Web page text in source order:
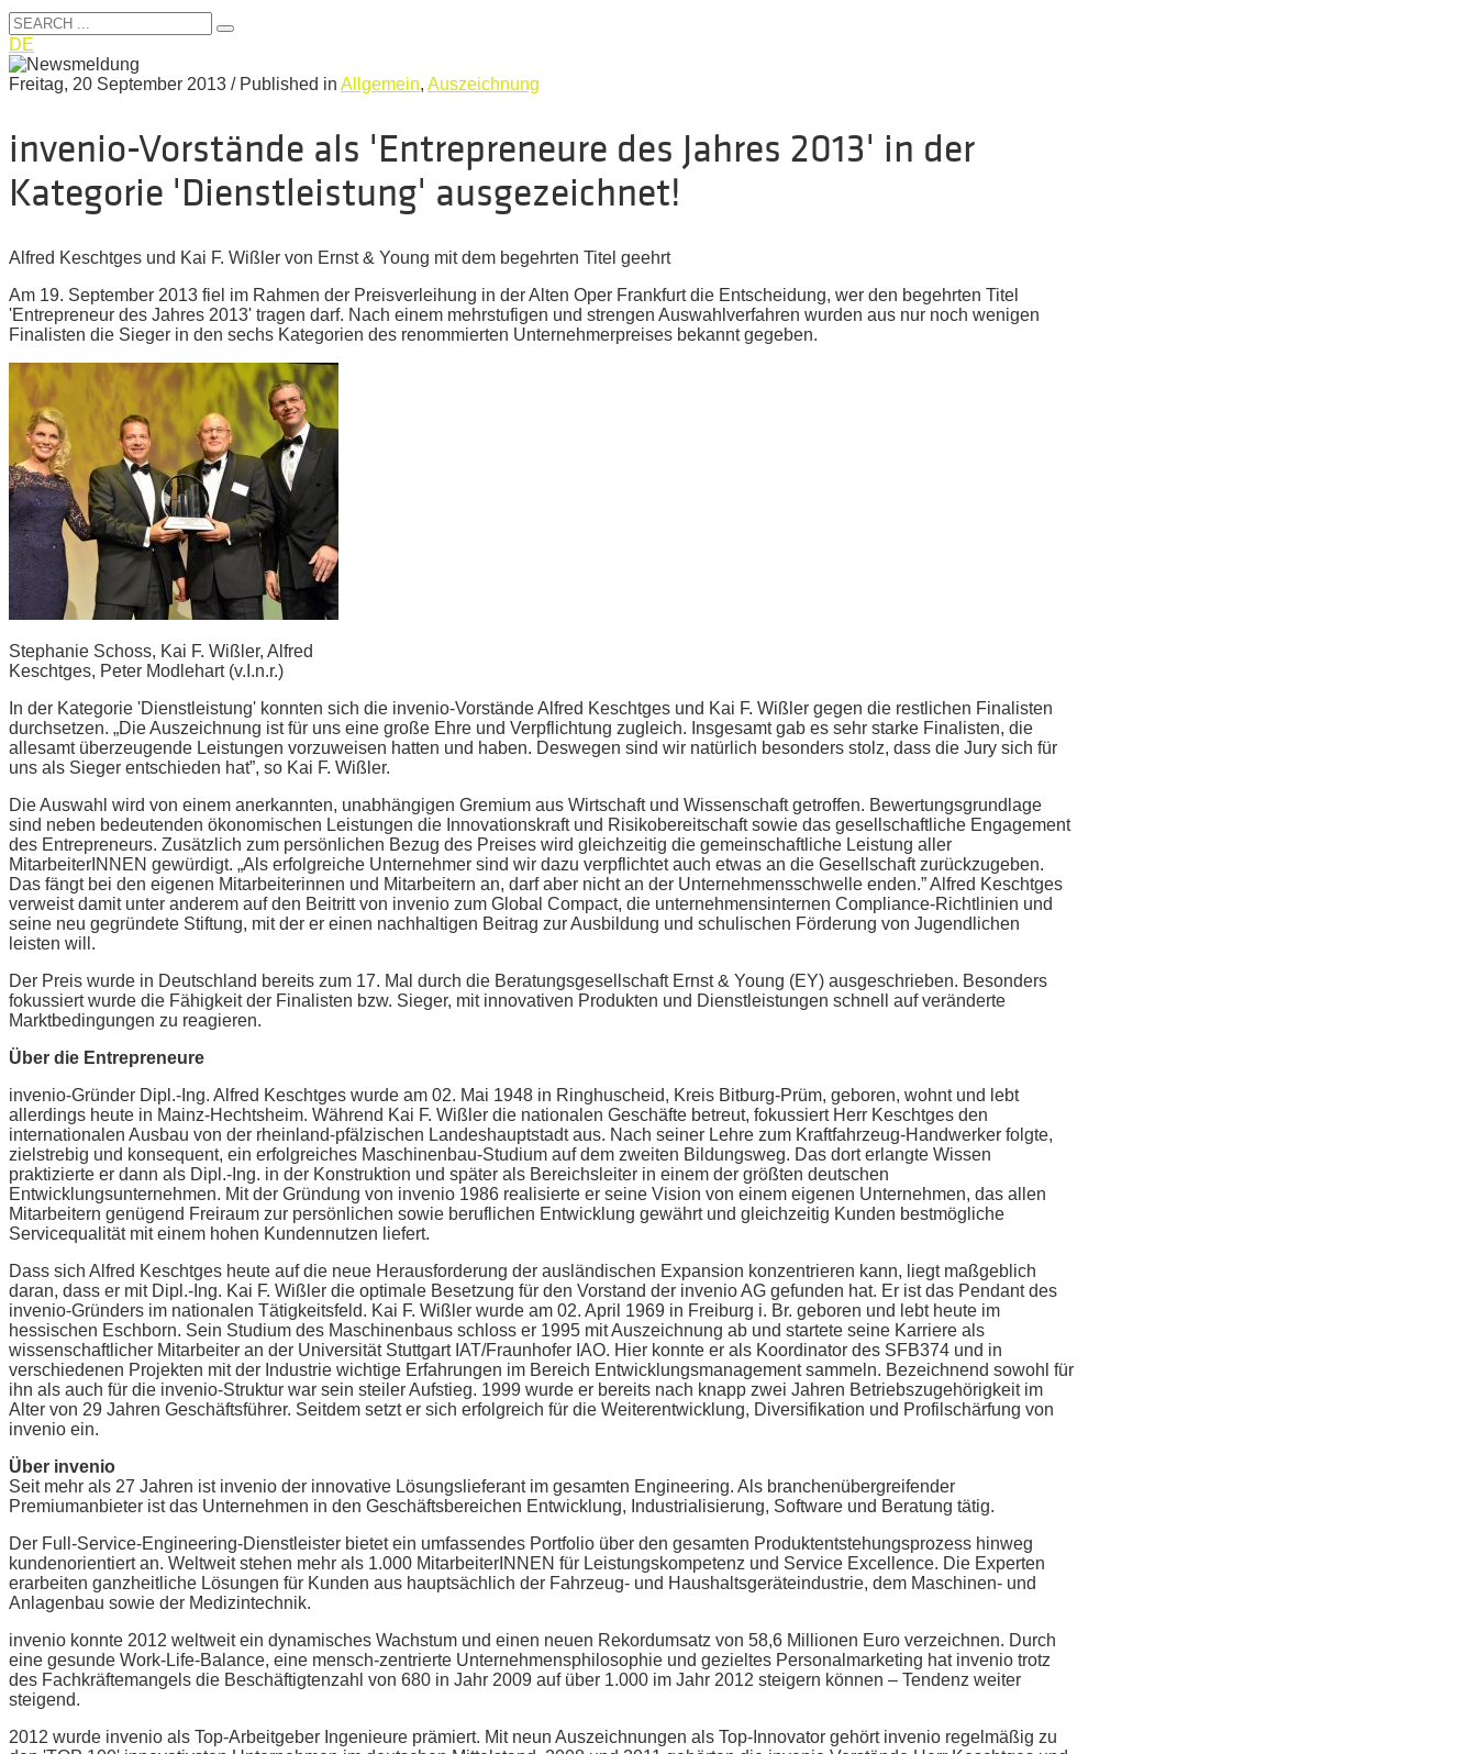
DE
Freitag, 20 September 2013 / Published in Allgemein, Auszeichnung
invenio-Vorstände als 'Entrepreneure des Jahres 2013' in der
Kategorie 'Dienstleistung' ausgezeichnet!
Alfred Keschtges und Kai F. Wißler von Ernst & Young mit dem begehrten Titel geehrt
Am 19. September 2013 fiel im Rahmen der Preisverleihung in der Alten Oper Frankfurt die Entscheidung, wer den begehrten Titel
'Entrepreneur des Jahres 2013' tragen darf. Nach einem mehrstufigen und strengen Auswahlverfahren wurden aus nur noch wenigen
Finalisten die Sieger in den sechs Kategorien des renommierten Unternehmerpreises bekannt gegeben.
Stephanie Schoss, Kai F. Wißler, Alfred
Keschtges, Peter Modlehart (v.I.n.r.)
In der Kategorie 'Dienstleistung' konnten sich die invenio-Vorstände Alfred Keschtges und Kai F. Wißler gegen die restlichen Finalisten
durchsetzen. „Die Auszeichnung ist für uns eine große Ehre und Verpflichtung zugleich. Insgesamt gab es sehr starke Finalisten, die
allesamt überzeugende Leistungen vorzuweisen hatten und haben. Deswegen sind wir natürlich besonders stolz, dass die Jury sich für
uns als Sieger entschieden hat”, so Kai F. Wißler.
Die Auswahl wird von einem anerkannten, unabhängigen Gremium aus Wirtschaft und Wissenschaft getroffen. Bewertungsgrundlage
sind neben bedeutenden ökonomischen Leistungen die Innovationskraft und Risikobereitschaft sowie das gesellschaftliche Engagement
des Entrepreneurs. Zusätzlich zum persönlichen Bezug des Preises wird gleichzeitig die gemeinschaftliche Leistung aller
MitarbeiterINNEN gewürdigt. „Als erfolgreiche Unternehmer sind wir dazu verpflichtet auch etwas an die Gesellschaft zurückzugeben.
Das fängt bei den eigenen Mitarbeiterinnen und Mitarbeitern an, darf aber nicht an der Unternehmensschwelle enden.” Alfred Keschtges
verweist damit unter anderem auf den Beitritt von invenio zum Global Compact, die unternehmensinternen Compliance-Richtlinien und
seine neu gegründete Stiftung, mit der er einen nachhaltigen Beitrag zur Ausbildung und schulischen Förderung von Jugendlichen
leisten will.
Der Preis wurde in Deutschland bereits zum 17. Mal durch die Beratungsgesellschaft Ernst & Young (EY) ausgeschrieben. Besonders
fokussiert wurde die Fähigkeit der Finalisten bzw. Sieger, mit innovativen Produkten und Dienstleistungen schnell auf veränderte
Marktbedingungen zu reagieren.
Über die Entrepreneure
invenio-Gründer Dipl.-Ing. Alfred Keschtges wurde am 02. Mai 1948 in Ringhuscheid, Kreis Bitburg-Prüm, geboren, wohnt und lebt
allerdings heute in Mainz-Hechtsheim. Während Kai F. Wißler die nationalen Geschäfte betreut, fokussiert Herr Keschtges den
internationalen Ausbau von der rheinland-pfälzischen Landeshauptstadt aus. Nach seiner Lehre zum Kraftfahrzeug-Handwerker folgte,
zielstrebig und konsequent, ein erfolgreiches Maschinenbau-Studium auf dem zweiten Bildungsweg. Das dort erlangte Wissen
praktizierte er dann als Dipl.-Ing. in der Konstruktion und später als Bereichsleiter in einem der größten deutschen
Entwicklungsunternehmen. Mit der Gründung von invenio 1986 realisierte er seine Vision von einem eigenen Unternehmen, das allen
Mitarbeitern genügend Freiraum zur persönlichen sowie beruflichen Entwicklung gewährt und gleichzeitig Kunden bestmögliche
Servicequalität mit einem hohen Kundennutzen liefert.
Dass sich Alfred Keschtges heute auf die neue Herausforderung der ausländischen Expansion konzentrieren kann, liegt maßgeblich
daran, dass er mit Dipl.-Ing. Kai F. Wißler die optimale Besetzung für den Vorstand der invenio AG gefunden hat. Er ist das Pendant des
invenio-Gründers im nationalen Tätigkeitsfeld. Kai F. Wißler wurde am 02. April 1969 in Freiburg i. Br. geboren und lebt heute im
hessischen Eschborn. Sein Studium des Maschinenbaus schloss er 1995 mit Auszeichnung ab und startete seine Karriere als
wissenschaftlicher Mitarbeiter an der Universität Stuttgart IAT/Fraunhofer IAO. Hier konnte er als Koordinator des SFB374 und in
verschiedenen Projekten mit der Industrie wichtige Erfahrungen im Bereich Entwicklungsmanagement sammeln. Bezeichnend sowohl für
ihn als auch für die invenio-Struktur war sein steiler Aufstieg. 1999 wurde er bereits nach knapp zwei Jahren Betriebszugehörigkeit im
Alter von 29 Jahren Geschäftsführer. Seitdem setzt er sich erfolgreich für die Weiterentwicklung, Diversifikation und Profilschärfung von
invenio ein.
Über invenio
Seit mehr als 27 Jahren ist invenio der innovative Lösungslieferant im gesamten Engineering. Als branchenübergreifender
Premiumanbieter ist das Unternehmen in den Geschäftsbereichen Entwicklung, Industrialisierung, Software und Beratung tätig.
Der Full-Service-Engineering-Dienstleister bietet ein umfassendes Portfolio über den gesamten Produktentstehungsprozess hinweg
kundenorientiert an. Weltweit stehen mehr als 1.000 MitarbeiterINNEN für Leistungskompetenz und Service Excellence. Die Experten
erarbeiten ganzheitliche Lösungen für Kunden aus hauptsächlich der Fahrzeug- und Haushaltsgeräteindustrie, dem Maschinen- und
Anlagenbau sowie der Medizintechnik.
invenio konnte 2012 weltweit ein dynamisches Wachstum und einen neuen Rekordumsatz von 58,6 Millionen Euro verzeichnen. Durch
eine gesunde Work-Life-Balance, eine mensch-zentrierte Unternehmensphilosophie und gezieltes Personalmarketing hat invenio trotz
des Fachkräftemangels die Beschäftigtenzahl von 680 in Jahr 2009 auf über 1.000 im Jahr 2012 steigern können – Tendenz weiter
steigend.
2012 wurde invenio als Top-Arbeitgeber Ingenieure prämiert. Mit neun Auszeichnungen als Top-Innovator gehört invenio regelmäßig zu